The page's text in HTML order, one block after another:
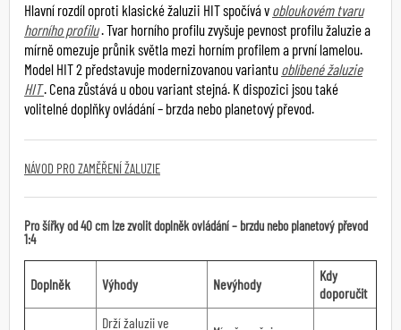
Hlavní rozdíl oproti klasické žaluzii HIT spočívá v obloukovém tvaru
horního profilu. Tvar horního profilu zvyšuje pevnost profilu žaluzie a
mírně omezuje průnik světla mezi horním profilem a první lamelou.
Model HIT 2 představuje modernizovanou variantu oblíbené žaluzie
HIT. Cena zůstává u obou variant stejná. K dispozici jsou také
volitelné doplňky ovládání – brzda nebo planetový převod.
NÁVOD PRO ZAMĚŘENÍ ŽALUZIE
Pro šířky od 40 cm lze zvolit doplněk ovládání – brzdu nebo planetový převod
1:4
Doplněk Výhody Nevýhody
Kdy
doporučit
Drží žaluzii ve